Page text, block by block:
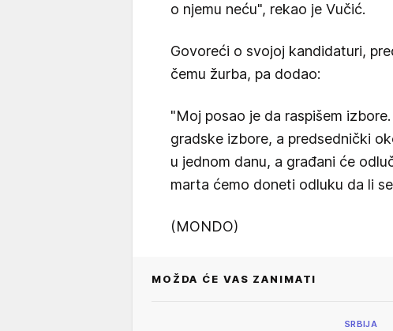
o njemu neću", rekao je Vučić.
Govoreći o svojoj kandidaturi,
čemu žurba, pa dodao:
"Moj posao je da raspišem
gradske izbore, a predsednički
u jednom danu, a građani će
marta ćemo doneti odluku da li
(MONDO)
MOŽDA ĆE VAS ZANIMATI
SRBIJA